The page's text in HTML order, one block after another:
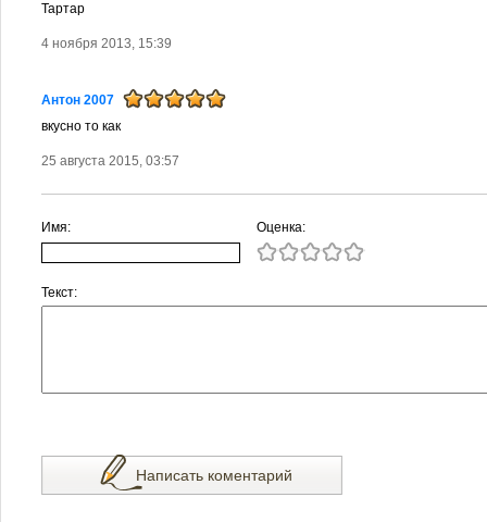
Тартар
4 ноября 2013, 15:39
Антон 2007
вкусно то как
25 августа 2015, 03:57
Имя: Оценка:
Текст:
Написать коментарий